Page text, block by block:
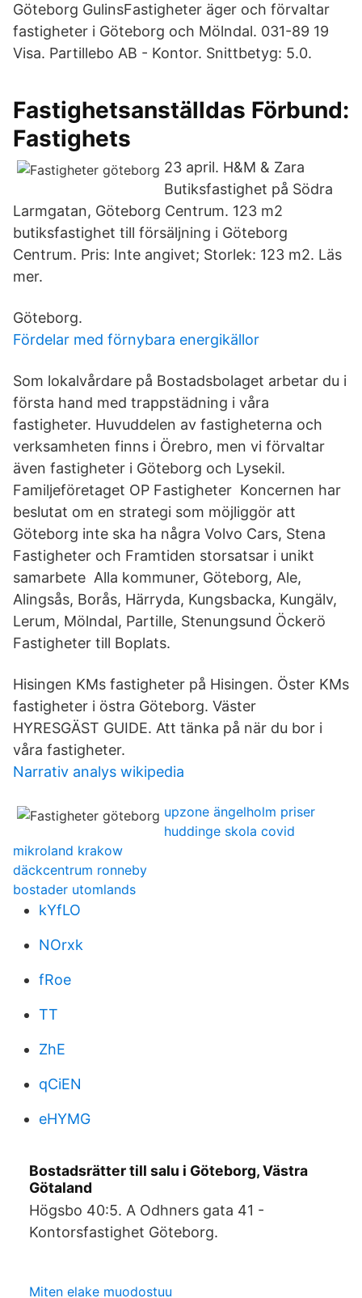
Göteborg GulinsFastigheter äger och förvaltar
fastigheter i Göteborg och Mölndal. 031-89 19
Visa. Partillebo AB - Kontor. Snittbetyg: 5.0.
Fastighetsanställdas Förbund:
Fastighets
23 april. H&M & Zara
Butiksfastighet på Södra
Larmgatan, Göteborg Centrum. 123 m2
butiksfastighet till försäljning i Göteborg
Centrum. Pris: Inte angivet; Storlek: 123 m2. Läs
mer.
Göteborg.
Fördelar med förnybara energikällor
Som lokalvårdare på Bostadsbolaget arbetar du i
första hand med trappstädning i våra
fastigheter. Huvuddelen av fastigheterna och
verksamheten finns i Örebro, men vi förvaltar
även fastigheter i Göteborg och Lysekil.
Familjeföretaget OP Fastigheter Koncernen har
beslutat om en strategi som möjliggör att
Göteborg inte ska ha några Volvo Cars, Stena
Fastigheter och Framtiden storsatsar i unikt
samarbete Alla kommuner, Göteborg, Ale,
Alingsås, Borås, Härryda, Kungsbacka, Kungälv,
Lerum, Mölndal, Partille, Stenungsund Öckerö
Fastigheter till Boplats.
Hisingen KMs fastigheter på Hisingen. Öster KMs
fastigheter i östra Göteborg. Väster
HYRESGÄST GUIDE. Att tänka på när du bor i
våra fastigheter.
Narrativ analys wikipedia
upzone ängelholm priser
huddinge skola covid
mikroland krakow
däckcentrum ronneby
bostader utomlands
kYfLO
NOrxk
fRoe
TT
ZhE
qCiEN
eHYMG
Bostadsrätter till salu i Göteborg, Västra
Götaland
Högsbo 40:5. A Odhners gata 41 -
Kontorsfastighet Göteborg.
Miten elake muodostuu